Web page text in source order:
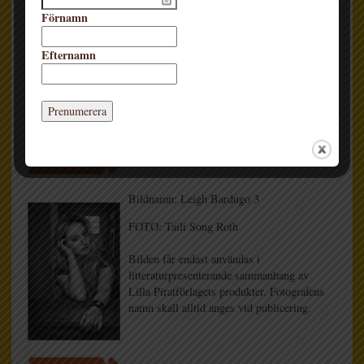
LADDA HEM
Lilla Piratförlagets produkter. Fotografens
Bildnamn: Leigh Bardugo 3
FOTO: Taili Song Roth
Bilden får endast användas i
litteraturpresenterande sammanhang av
Lilla Piratförlagets produkter. Fotografens
namn skall alltid anges vid publicering.
Förnamn
Efternamn